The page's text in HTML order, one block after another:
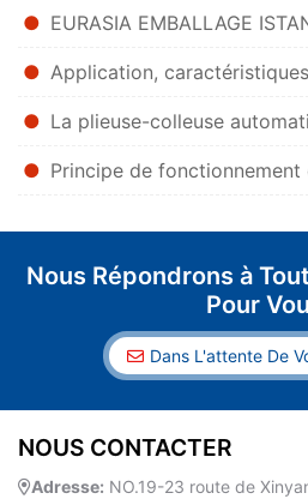
EURASIA EMBALLAGE
Application, caractéristiques et tendance de développement de la
La plieuse-colleuse automatique à grande vitesse a besoin d'attention
Principe de fonctionnement et entretien de la plieuse-
Nous Répondrons à
Pour
Dans L'attente De
NOUS CONTACTER
Adresse: NO.19-23 route de